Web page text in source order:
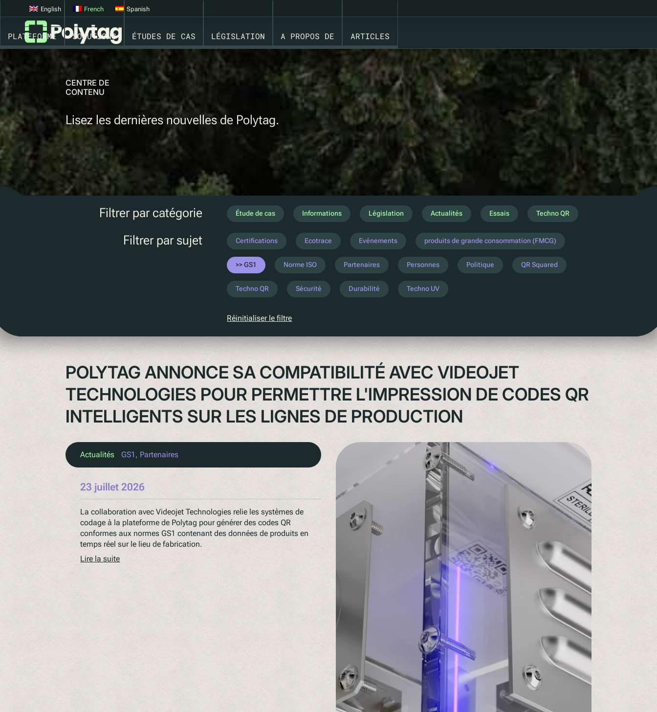
PLATEFORME SOLUTIONS ÉTUDES DE CAS LÉGISLATION A PROPOS DE ARTICLES
English French Spanish
CENTRE DE
CONTENU
Lisez les dernières nouvelles de Polytag.
Filtrer par catégorie Étude de cas Informations Législation Actualités Essais Techno QR
Filtrer par sujet Certifications Ecotrace Evénements produits de grande consommation (FMCG)
GS1 Norme ISO Partenaires Personnes Politique QR Squared
Techno QR Sécurité Durabilité Techno UV
Réinitialiser le filtre
POLYTAG ANNONCE SA COMPATIBILITÉ AVEC VIDEOJET
TECHNOLOGIES POUR PERMETTRE L'IMPRESSION DE CODES QR
INTELLIGENTS SUR LES LIGNES DE PRODUCTION
Actualités GS1 , Partenaires
23 juillet 2026
La collaboration avec Videojet Technologies relie les systèmes de
codage à la plateforme de Polytag pour générer des codes QR
conformes aux normes GS1 contenant des données de produits en
temps réel sur le lieu de fabrication.
Lire la suite